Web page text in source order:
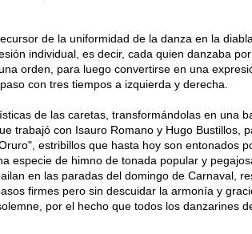
de la uniformidad de la danza en la
individual, es decir, cada quien danzaba por
orden, para luego convertirse en una
con tres tiempos a izquierda y derecha.
de las caretas, transformándolas en una
trabajó con Isauro Romano y Hugo Bustillos,
estribillos que hasta hoy son entonados
especie de himno de tonada popular y
en las paradas del domingo de Carnaval,
firmes pero sin descuidar la armonía y
por el hecho que todos los danzarines